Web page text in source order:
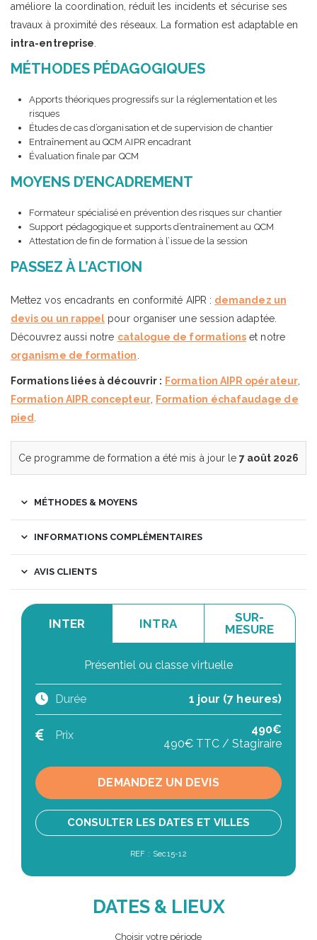
améliore la coordination, réduit les incidents et sécurise ses
travaux à proximité des réseaux. La formation est adaptable en
intra-entreprise
MÉTHODES PÉDAGOGIQUES
Apports théoriques progressifs sur la réglementation et les
risques
Études de cas d’organisation et de supervision de chantier
Entraînement au QCM AIPR encadrant
Évaluation finale par QCM
MOYENS D’ENCADREMENT
Formateur spécialisé en prévention des risques sur chantier
Support pédagogique et supports d’entraînement au QCM
Attestation de fin de formation à l’issue de la session
PASSEZ À L’ACTION
Mettez vos encadrants en conformité AIPR : demandez un
devis ou un rappel pour organiser une session adaptée.
Découvrez aussi notre catalogue de formations et notre
organisme de formation
Formations liées à découvrir : Formation AIPR opérateur,
Formation AIPR concepteur,
Formation échafaudage de
pied
Ce programme de formation a été mis à jour le7 août 2026
MÉTHODES & MOYENS
INFORMATIONS COMPLÉMENTAIRES
AVIS CLIENTS
INTER INTRA
SUR-
MESURE
Présentiel ou classe virtuelle
Durée 1 jour (7 heures)
Prix
490€
490€ TTC / Stagiraire
DEMANDEZ UN DEVIS
CONSULTER LES DATES ET VILLES
REF : Sec15-12
DATES & LIEUX
Choisir votre période